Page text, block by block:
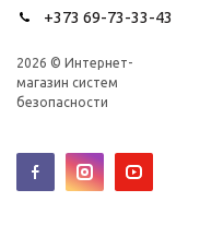
+373 69-73-33-43
2026 © Интернет-
магазин систем
безопасности